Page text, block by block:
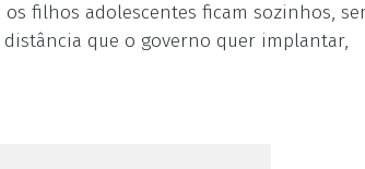
filhos adolescentes ficam sozinhos,
que o governo quer implantar,